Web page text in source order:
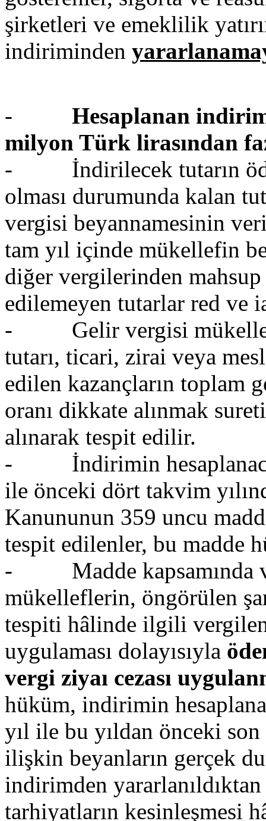
şirketleri ve emeklilik
indiriminden
- Hesaplanan
milyon Türk lirasından
- İndirilecek tutarın
olması durumunda kalan
vergisi beyannamesinin
tam yıl içinde mükellefin
diğer vergilerinden
edilemeyen tutarlar red ve
- Gelir vergisi
tutarı, ticari, zirai veya
edilen kazançların toplam
oranı dikkate alınmak
alınarak tespit edilir.
- İndirimin
ile önceki dört takvim
Kanununun 359 uncu
tespit edilenler, bu madde
- Madde kapsamında
mükelleflerin, öngörülen
tespiti hâlinde ilgili
uygulaması dolayısıyla
vergi ziyaı cezası
hüküm, indirimin
yıl ile bu yıldan önceki
ilişkin beyanların gerçek
indirimden
tarhiyatların kesinleşmesi